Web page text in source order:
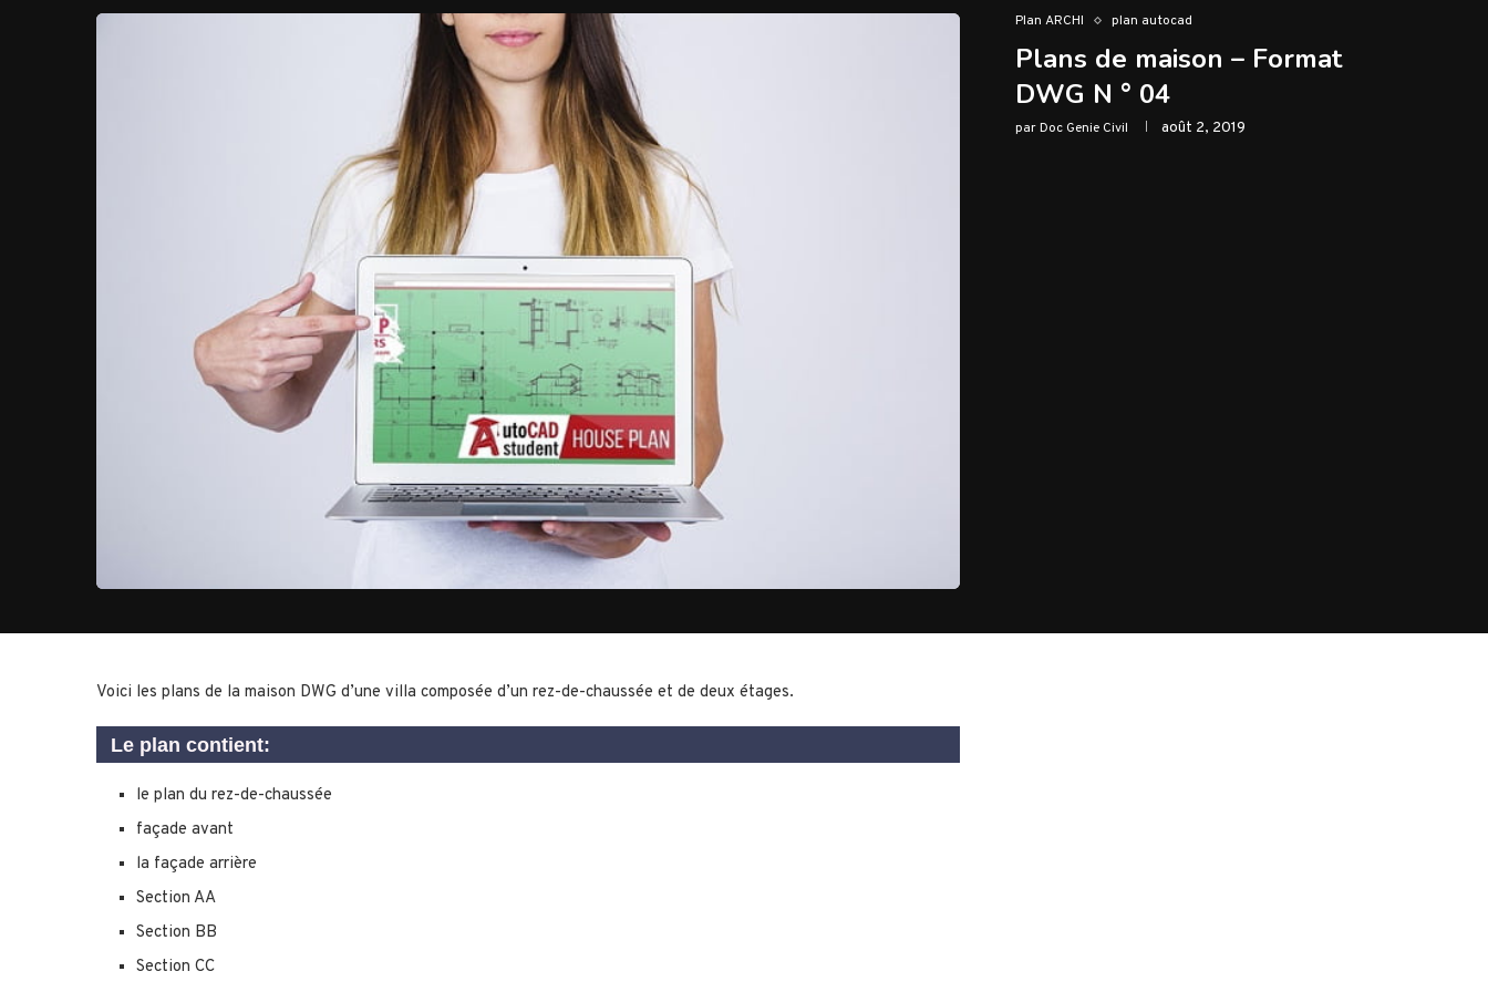
Plan ARCHI plan autocad
Plans de maison – Format
DWG N ° 04
parDoc Genie Civil août 2, 2019
Voici les plans de la maison DWG d’une villa composée d’un rez-de-chaussée et de deux étages.
Le plan contient:
le plan du rez-de-chaussée
façade avant
la façade arrière
Section AA
Section BB
Section CC